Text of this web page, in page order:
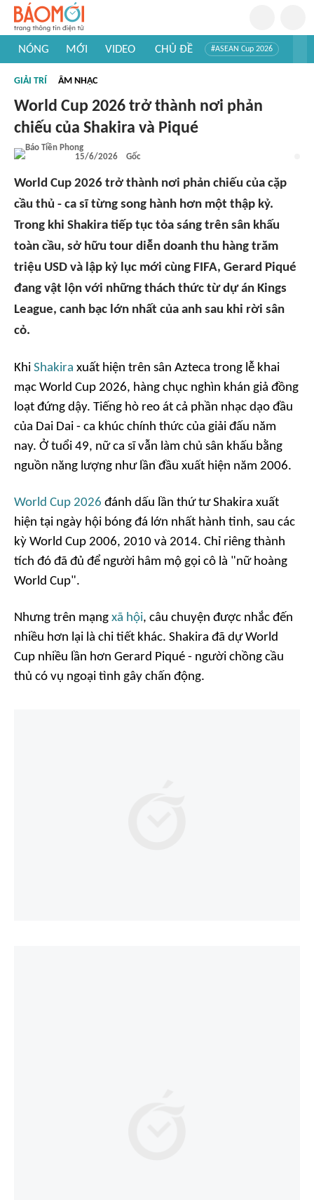
NÓNG MỚI VIDEO CHỦ ĐỀ #ASEAN Cup 2026
#Khám phá thế giới
GIẢI TRÍ ÂM NHẠC
World Cup 2026 trở thành nơi phản
chiếu của Shakira và Piqué
15/6/2026 Gốc
World Cup 2026 trở thành nơi phản chiếu của cặp
cầu thủ - ca sĩ từng song hành hơn một thập kỷ.
Trong khi Shakira tiếp tục tỏa sáng trên sân khấu
toàn cầu, sở hữu tour diễn doanh thu hàng trăm
triệu USD và lập kỷ lục mới cùng FIFA, Gerard Piqué
đang vật lộn với những thách thức từ dự án Kings
League, canh bạc lớn nhất của anh sau khi rời sân
cỏ.
Khi Shakira xuất hiện trên sân Azteca trong lễ khai
mạc World Cup 2026, hàng chục nghìn khán giả đồng
loạt đứng dậy. Tiếng hò reo át cả phần nhạc dạo đầu
của Dai Dai - ca khúc chính thức của giải đấu năm
nay. Ở tuổi 49, nữ ca sĩ vẫn làm chủ sân khấu bằng
nguồn năng lượng như lần đầu xuất hiện năm 2006.
World Cup 2026 đánh dấu lần thứ tư Shakira xuất
hiện tại ngày hội bóng đá lớn nhất hành tinh, sau các
kỳ World Cup 2006, 2010 và 2014. Chỉ riêng thành
tích đó đã đủ để người hâm mộ gọi cô là "nữ hoàng
World Cup".
Nhưng trên mạng xã hội, câu chuyện được nhắc đến
nhiều hơn lại là chi tiết khác. Shakira đã dự World
Cup nhiều lần hơn Gerard Piqué - người chồng cầu
thủ có vụ ngoại tình gây chấn động.